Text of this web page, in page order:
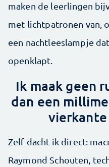
maken de leerlingen
met lichtpatronen van,
een nachtleeslampje
openklapt.
Ik maak geen
dan een
Zelf dacht ik direct:
Raymond Schouten,